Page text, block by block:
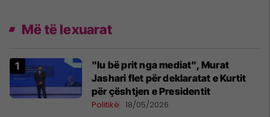
Më të lexuarat
"Iu bë prit nga mediat", Murat
Jashari flet për deklaratat e Kurtit
për çështjen e Presidentit
Politikë 18/05/2026